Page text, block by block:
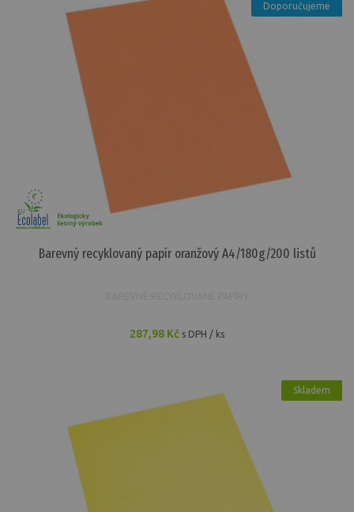
Doporučujeme
Barevný recyklovaný papír oranžový A4/180g/200 listů
287,98 Kč s DPH / ks
Skladem